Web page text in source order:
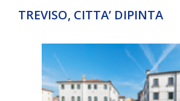
TREVISO, CITTA’ DIPINTA